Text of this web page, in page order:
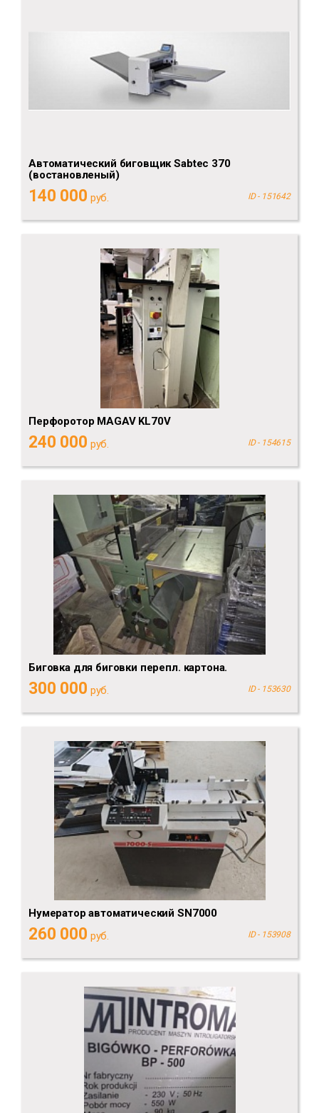
Автоматический биговщик Sabtec 370
(востановленый)
140 000 руб. ID - 151642
Перфоротор MAGAV KL70V
240 000 руб. ID - 154615
Биговка для биговки перепл. картона.
300 000 руб. ID - 153630
Нумератор автоматический SN7000
260 000 руб. ID - 153908